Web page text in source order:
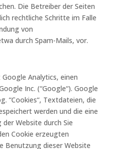
Die Betreiber der Seiten
rechtliche Schritte im Falle
von
durch Spam-Mails, vor.
Analytics, einen
Inc. (“Google“). Google
“Cookies“, Textdateien, die
werden und die eine
Website durch Sie
Cookie erzeugten
Benutzung dieser Website